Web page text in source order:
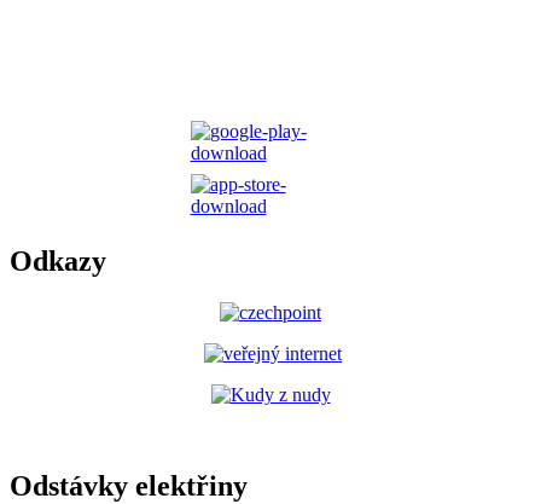
Odkazy
Odstávky elektřiny